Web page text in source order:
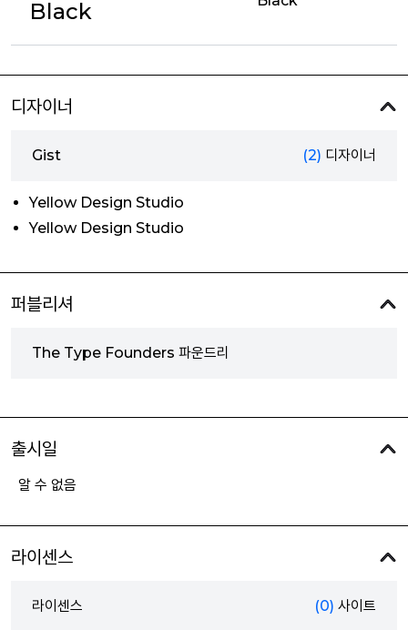
Black
디자이너
Gist (2) 디자이너
Yellow Design Studio
Yellow Design Studio
퍼블리셔
The Type Founders 파운드리
출시일
알 수 없음
라이센스
라이센스 (0) 사이트